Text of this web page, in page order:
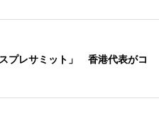
プレサミット」 香港代表がコ